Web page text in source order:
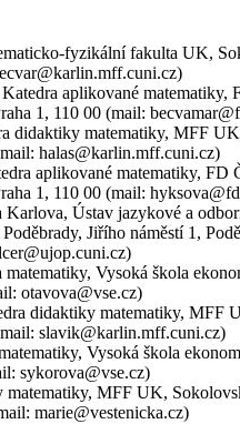
fyzikální fakulta UK,
)
aplikované matematiky,
1, 110 00 (mail:
didaktiky matematiky, MFF
halas@karlin.mff.cuni.cz)
aplikované matematiky, FD
1, 110 00 (mail:
Ústav jazykové a
Jiřího náměstí 1,
Vysoká škola
otavova@vse.cz)
didaktiky matematiky, MFF
slavik@karlin.mff.cuni.cz)
Vysoká škola
sykorova@vse.cz)
MFF UK,
marie@vestenicka.cz)